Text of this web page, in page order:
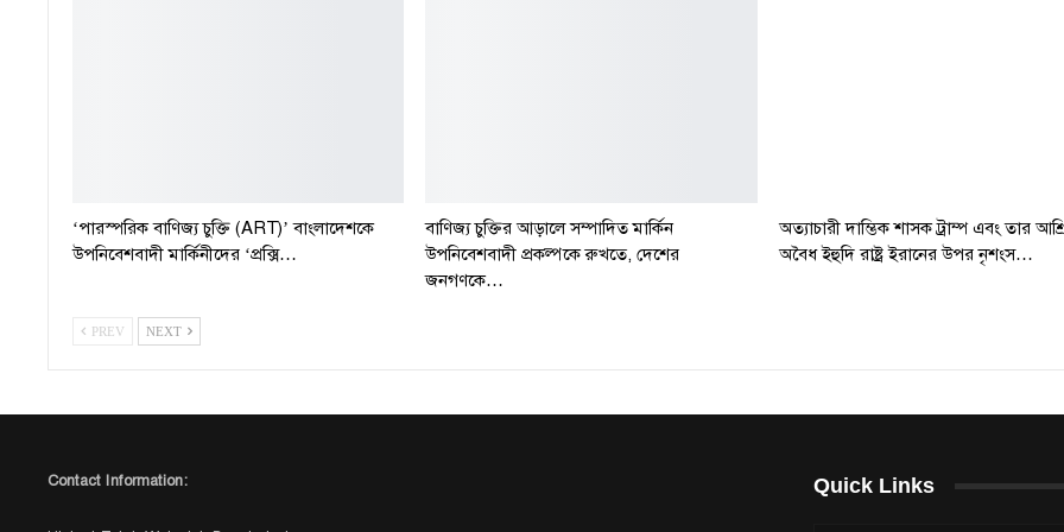
‘পারস্পরিক বাণিজ্য চুক্তি (ART)’ বাংলাদেশকে
উপনিবেশবাদী মার্কিনীদের ‘প্রক্সি…
বাণিজ্য চুক্তির আড়ালে সম্পাদিত মার্কিন
উপনিবেশবাদী প্রকল্পকে রুখতে, দেশের
জনগণকে…
অত্যাচারী দাম্ভিক শাসক ট্রাম্প এবং তার
অবৈধ ইহুদি রাষ্ট্র ইরানের উপর নৃশংস…
PREV NEXT
Contact Information: Quick Links